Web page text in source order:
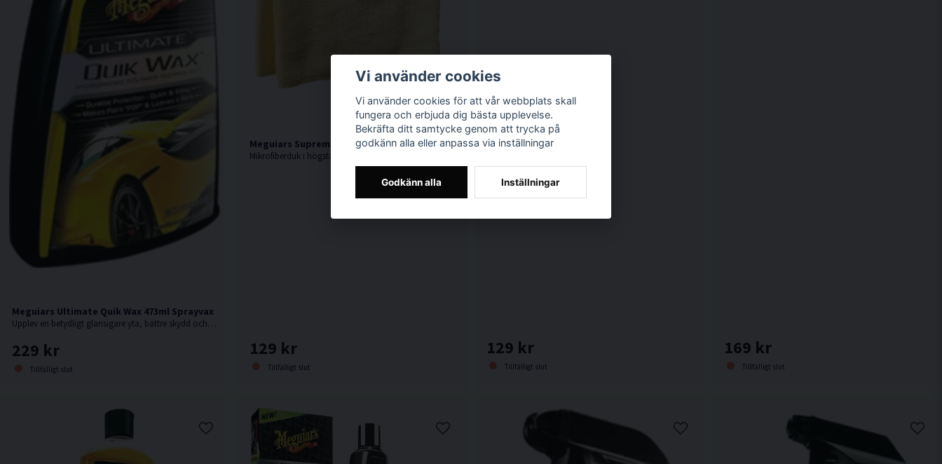
Meguiars Ultimate Quik Wax 473ml Sprayvax
Upplev en betydligt glansigare yta, bättre skydd och mer vattenavrinning! Bara att spraya på och torka av, även i direkt solljus!
229 kr
Tillfälligt slut
Meguiars Supreme Shine Mikrofiberduk
Mikrofiberduk i högsta kvalité
129 kr
Tillfälligt slut
129 kr
Tillfälligt slut
169 kr
Tillfälligt slut
Vi använder cookies
Vi använder cookies för att vår webbplats skall
fungera och erbjuda dig bästa upplevelse.
Bekräfta ditt samtycke genom att trycka på
godkänn alla eller anpassa via inställningar
Godkänn alla Inställningar